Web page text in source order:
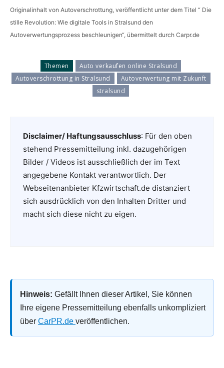
Originalinhalt von Autoverschrottung, veröffentlicht unter dem Titel “ Die
stille Revolution: Wie digitale Tools in Stralsund den
Autoverwertungsprozess beschleunigen“, übermittelt durch Carpr.de
Themen
Auto verkaufen online Stralsund
Autoverschrottung in Stralsund
Autoverwertung mit Zukunft
stralsund
Disclaimer/ Haftungsausschluss: Für den oben
stehend Pressemitteilung inkl. dazugehörigen
Bilder / Videos ist ausschließlich der im Text
angegebene Kontakt verantwortlich. Der
Webseitenanbieter Kfzwirtschaft.de distanziert
sich ausdrücklich von den Inhalten Dritter und
macht sich diese nicht zu eigen.
Hinweis: Gefällt Ihnen dieser Artikel, Sie können
Ihre eigene Pressemitteilung ebenfalls unkompliziert
über CarPR.de veröffentlichen.